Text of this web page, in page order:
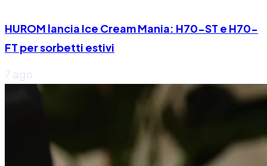
HUROM lancia Ice Cream Mania: H70-ST e H70-
FT per sorbetti estivi
7 ago